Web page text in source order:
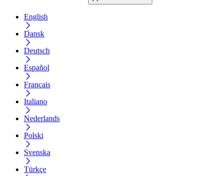
English
Dansk
Deutsch
Español
Français
Italiano
Nederlands
Polski
Svenska
Türkçe